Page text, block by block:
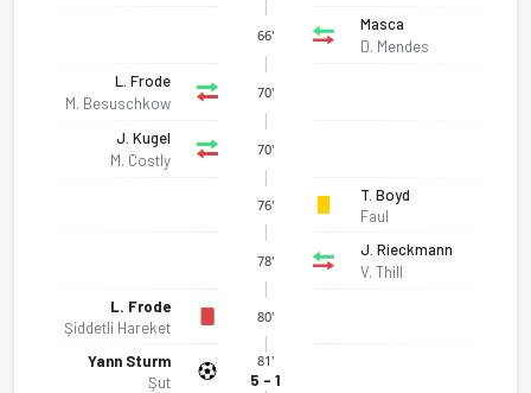
66'
Masca
D. Mendes
L. Frode
M. Besuschkow
70'
J. Kugel
M. Costly
70'
76'
T. Boyd
Faul
78'
J. Rieckmann
V. Thill
L. Frode
Şiddetli Hareket
80'
Yann Sturm
Şut
81'
5 - 1